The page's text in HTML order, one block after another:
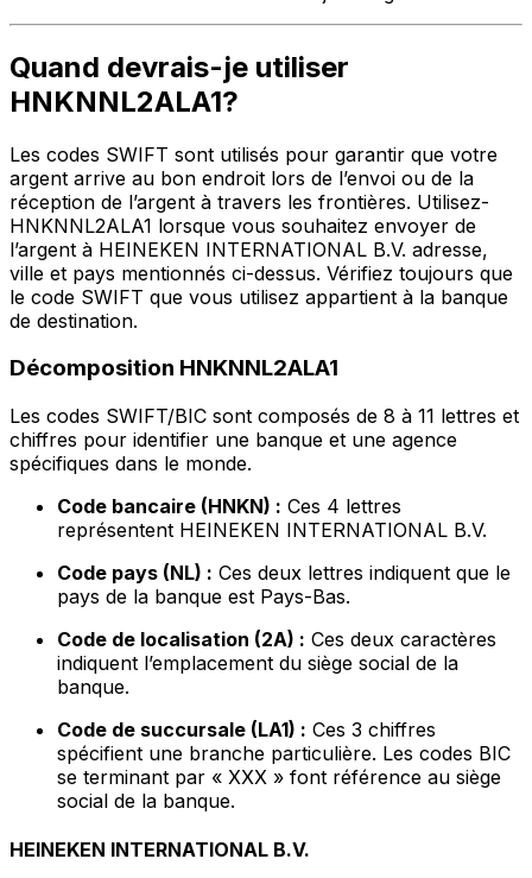
Quand devrais-je utiliser
HNKNNL2ALA1?
Les codes SWIFT sont utilisés pour garantir que votre
argent arrive au bon endroit lors de l’envoi ou de la
réception de l’argent à travers les frontières. Utilisez-
HNKNNL2ALA1 lorsque vous souhaitez envoyer de
l’argent à HEINEKEN INTERNATIONAL B.V. adresse,
ville et pays mentionnés ci-dessus. Vérifiez toujours que
le code SWIFT que vous utilisez appartient à la banque
de destination.
Décomposition HNKNNL2ALA1
Les codes SWIFT/BIC sont composés de 8 à 11 lettres et
chiffres pour identifier une banque et une agence
spécifiques dans le monde.
Code bancaire (HNKN) : Ces 4 lettres
représentent HEINEKEN INTERNATIONAL B.V.
Code pays (NL) : Ces deux lettres indiquent que le
pays de la banque est Pays-Bas.
Code de localisation (2A) : Ces deux caractères
indiquent l’emplacement du siège social de la
banque.
Code de succursale (LA1) : Ces 3 chiffres
spécifient une branche particulière. Les codes BIC
se terminant par « XXX » font référence au siège
social de la banque.
HEINEKEN INTERNATIONAL B.V.